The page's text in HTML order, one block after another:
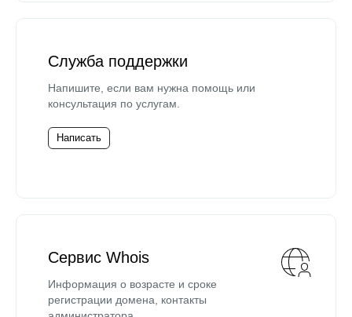
Служба поддержки
Напишите, если вам нужна помощь или
консультация по услугам.
Написать
Сервис Whois
Информация о возрасте и сроке
регистрации домена, контакты